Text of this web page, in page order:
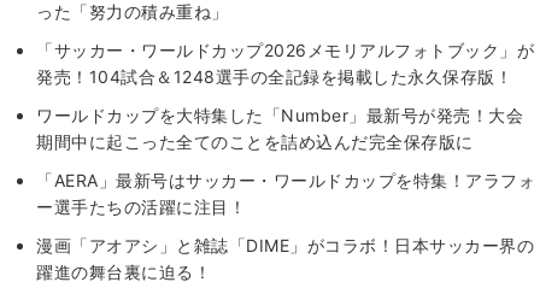
った「努力の積み重ね」
「サッカー・ワールドカップ2026メモリアルフォトブック」が
発売！104試合＆1248選手の全記録を掲載した永久保存版！
ワールドカップを大特集した「Number」最新号が発売！大会
期間中に起こった全てのことを詰め込んだ完全保存版に
「AERA」最新号はサッカー・ワールドカップを特集！アラフォ
ー選手たちの活躍に注目！
漫画「アオアシ」と雑誌「DIME」がコラボ！日本サッカー界の
躍進の舞台裏に迫る！